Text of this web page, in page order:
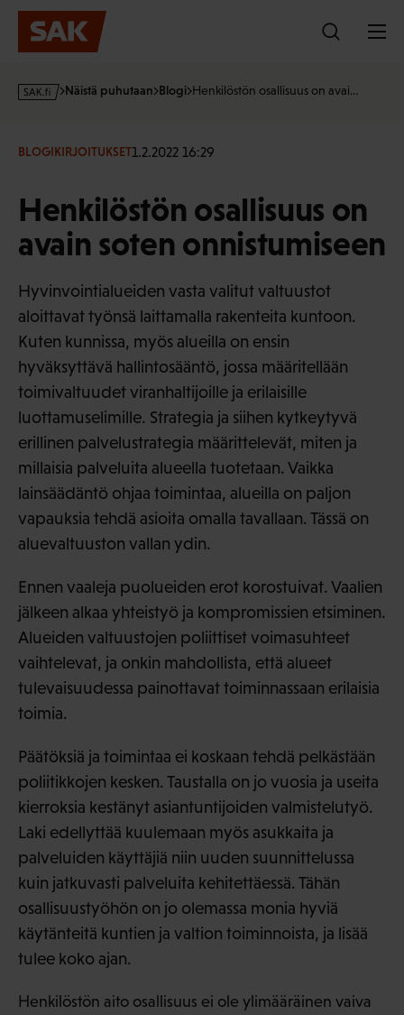
Hyppää
sisältöön
s
·
Näistä puhutaan Blogi Henkilöstön osallisuus on avai…
BLOGIKIRJOITUKSET1.2.2022 16:29
Henkilöstön osallisuus on
avain soten onnistumiseen
Hyvinvointialueiden vasta valitut valtuustot
aloittavat työnsä laittamalla rakenteita kuntoon.
Kuten kunnissa, myös alueilla on ensin
hyväksyttävä hallintosääntö, jossa määritellään
toimivaltuudet viranhaltijoille ja erilaisille
luottamuselimille. Strategia ja siihen kytkeytyvä
erillinen palvelustrategia määrittelevät, miten ja
millaisia palveluita alueella tuotetaan. Vaikka
lainsäädäntö ohjaa toimintaa, alueilla on paljon
vapauksia tehdä asioita omalla tavallaan. Tässä on
aluevaltuuston vallan ydin.
Ennen vaaleja puolueiden erot korostuivat. Vaalien
jälkeen alkaa yhteistyö ja kompromissien etsiminen.
Alueiden valtuustojen poliittiset voimasuhteet
vaihtelevat, ja onkin mahdollista, että alueet
tulevaisuudessa painottavat toiminnassaan erilaisia
toimia.
Päätöksiä ja toimintaa ei koskaan tehdä pelkästään
poliitikkojen kesken. Taustalla on jo vuosia ja useita
kierroksia kestänyt asiantuntijoiden valmistelutyö.
Laki edellyttää kuulemaan myös asukkaita ja
palveluiden käyttäjiä niin uuden suunnittelussa
kuin jatkuvasti palveluita kehitettäessä. Tähän
osallisuustyöhön on jo olemassa monia hyviä
käytänteitä kuntien ja valtion toiminnoista, ja lisää
tulee koko ajan.
Henkilöstön aito osallisuus ei ole ylimääräinen vaiva